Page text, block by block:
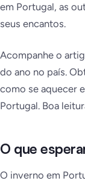
em Portugal, as
seus encantos.
Acompanhe o
do ano no país.
como se aquecer
Portugal. Boa
O que
O inverno em